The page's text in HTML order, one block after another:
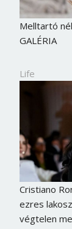
Melltartó
GALÉRIA
Life
Cristiano
ezres
végtelen